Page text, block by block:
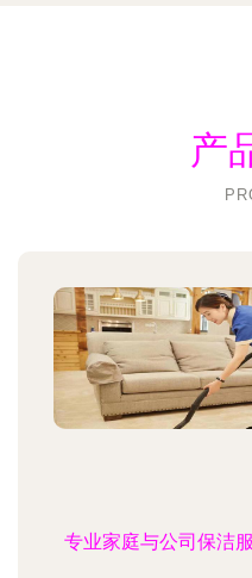
产
专业家庭与公司保洁